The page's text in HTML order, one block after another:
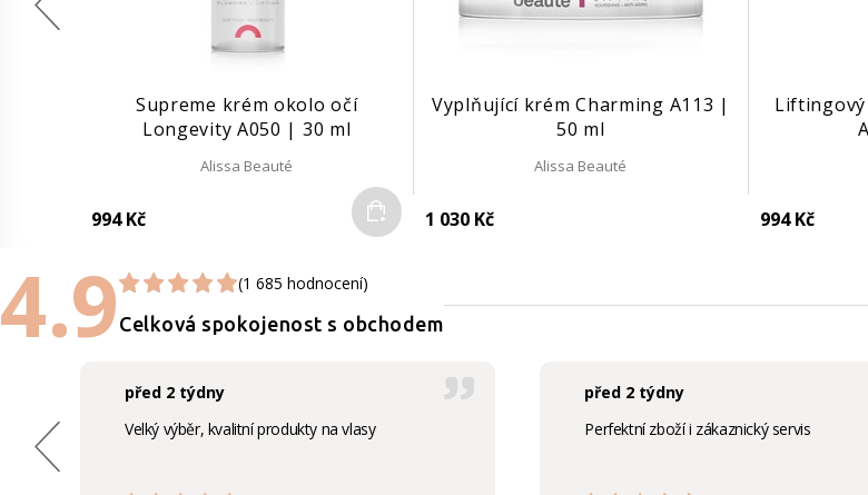
Supreme krém okolo očí
Longevity A050 | 30 ml
Alissa Beauté
994 Kč Do košíku
Vyplňující krém Charming A113 |
50 ml
Alissa Beauté
1 030 Kč 994 Kč
4.9 (1 685 hodnocení)
Celková spokojenost s obchodem
před 2 týdny
Velký výběr, kvalitní produkty na vlasy
před 2 týdny
Perfektní zboží i zákaznický servis